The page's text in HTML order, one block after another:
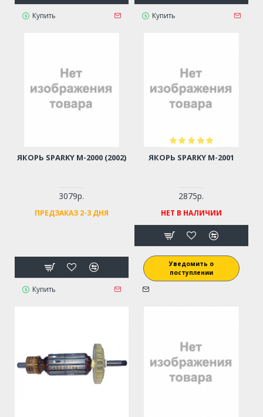
Купить Купить
ЯКОРЬ SPARKY M-2000 (2002)
3079р.
ПРЕДЗАКАЗ 2-3 ДНЯ
Купить
ЯКОРЬ SPARKY M-2001
2875р.
НЕТ В НАЛИЧИИ
Уведомить о
поступлении